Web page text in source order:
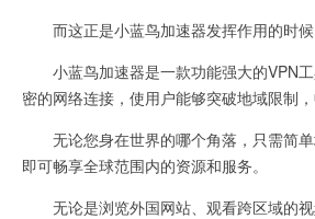
而这正是小蓝鸟加速器发挥作用的时候
小蓝鸟加速器是一款功能强大的VPN工
密的网络连接，使用户能够突破地域限制，
无论您身在世界的哪个角落，只需简单
即可畅享全球范围内的资源和服务。
无论是浏览外国网站、观看跨区域的视